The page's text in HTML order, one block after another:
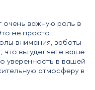
очень важную роль в
не просто
внимания, заботы
что вы уделяете ваше
уверенность в вашей
атмосферу в